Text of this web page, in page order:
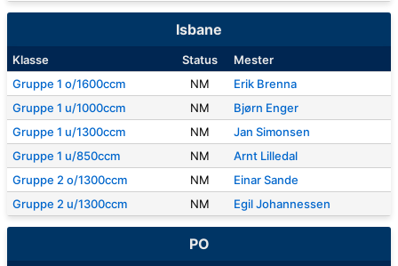
Isbane
Klasse Status
Mester
Gruppe 1 o/1600ccm
NM
Erik Brenna
Gruppe 1 u/1000ccm
NM
Bjørn Enger
Gruppe 1 u/1300ccm
NM
Jan Simonsen
Gruppe 1 u/850ccm
NM
Arnt Lilledal
Gruppe 2 o/1300ccm
NM
Einar Sande
Gruppe 2 u/1300ccm
NM Egil Johannessen
PO